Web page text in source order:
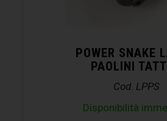
POWER SNAKE
PAOLINI
Cod. LPPS
Disponibilità